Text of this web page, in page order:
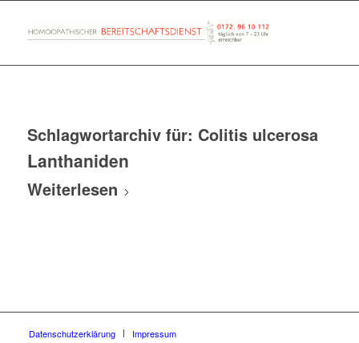
Schlagwortarchiv für: Colitis ulcerosa
Lanthaniden
Weiterlesen
Datenschutzerklärung Impressum